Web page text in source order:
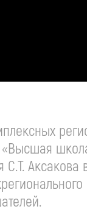
«Высшая
Аксакова